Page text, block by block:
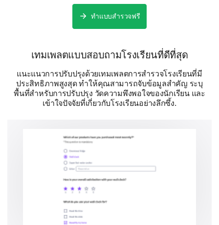
How likely are you to recommend our
transportation services to a friend or
(Options: Very unlikely, Unlikely, Neutral, Likely,
Very likely)
1 2 3 4 5
Under 18
ทำแบบสำรวจฟรี
เทมเพลตแบบสอบถามโรงเรียนที่ดีที่สุด
แนะแนวการปรับปรุงด้วยเทมเพลตการสำรวจโรงเรียนที่มี
ประสิทธิภาพสูงสุด ทำให้คุณสามารถจับข้อมูลสำคัญ ระบุ
พื้นที่สำหรับการปรับปรุง วัดความพึงพอใจของนักเรียน และ
เข้าใจปัจจัยที่เกี่ยวกับโรงเรียนอย่างลึกซึ้ง.